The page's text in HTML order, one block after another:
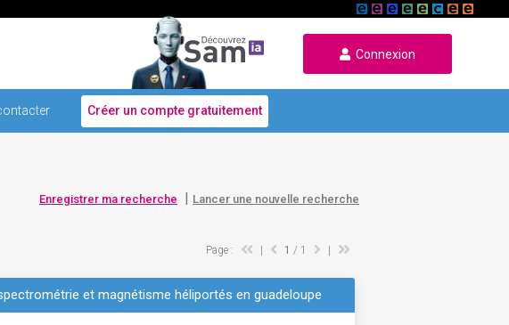
Connexion
Créer un compte gratuitement
Enregistrer ma recherche | Lancer une nouvelle recherche
Page : 1 / 1
et magnétisme héliportés en guadeloupe